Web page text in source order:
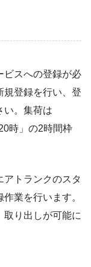
ビスへの登録が必
規登録を行い、登
い。集荷は
時」の2時間枠
アトランクのスタ
業を行います。
取り出しが可能に